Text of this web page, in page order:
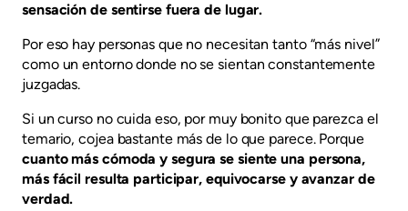
sensación de sentirse fuera de lugar.
Por eso hay personas que no necesitan tanto “más nivel”
como un entorno donde no se sientan constantemente
juzgadas.
Si un curso no cuida eso, por muy bonito que parezca el
temario, cojea bastante más de lo que parece. Porque
cuanto más cómoda y segura se siente una persona,
más fácil resulta participar, equivocarse y avanzar de
verdad.